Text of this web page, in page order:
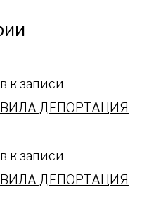
к записи
ДЕПОРТАЦИЯ
к записи
ДЕПОРТАЦИЯ